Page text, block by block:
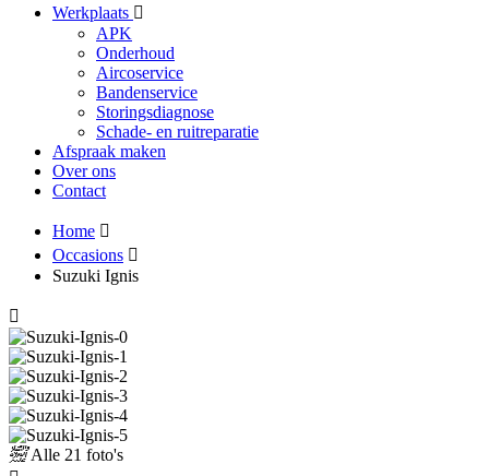
Werkplaats
APK
Onderhoud
Aircoservice
Bandenservice
Storingsdiagnose
Schade- en ruitreparatie
Afspraak maken
Over ons
Contact
Home
Occasions
Suzuki Ignis
Alle 21 foto's